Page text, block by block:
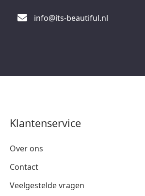
info@its-beautiful.nl
Klantenservice
Over ons
Contact
Veelgestelde vragen